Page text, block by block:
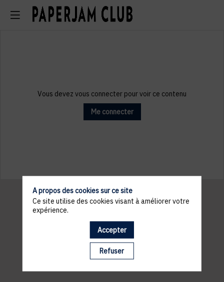
Vous devez vous connecter pour voir ce contenu
Me connecter
Informations
pratiques
A propos des cookies sur ce site
Ce site utilise des cookies visant à améliorer votre
expérience.
Accepter
Refuser